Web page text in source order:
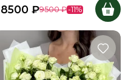
8500 ₽9500 ₽-11%